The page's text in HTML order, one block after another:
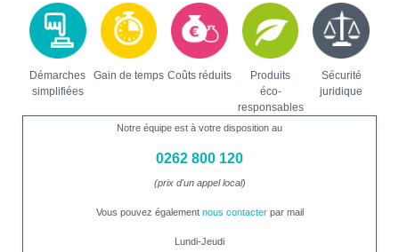
Démarches
simplifiées
Gain de temps Coûts réduits
Produits
éco-
responsables
Sécurité
juridique
Notre équipe est à votre disposition au
0262 800 120
(prix d'un appel local)
Vous pouvez également nous contacterpar mail
Lundi-Jeudi